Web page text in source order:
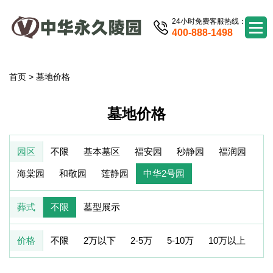
24小时免费客服热线：
400-888-1498
首页 > 墓地价格
墓地价格
园区 不限 基本墓区 福安园 秒静园 福润园
海棠园 和敬园 莲静园 中华2号园
葬式 不限 墓型展示
价格 不限 2万以下 2-5万 5-10万 10万以上